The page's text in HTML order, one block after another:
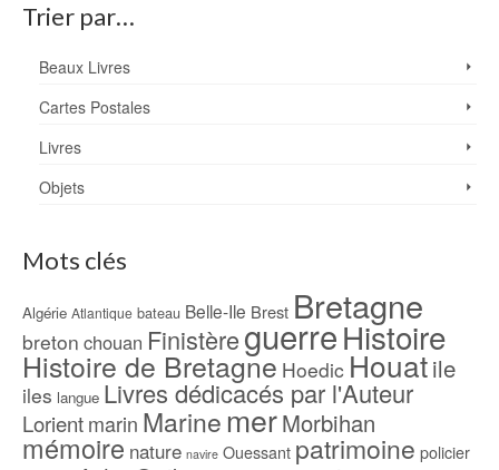
Trier par…
Beaux Livres
Cartes Postales
Livres
Objets
Mots clés
Algérie Atlantique bateau Belle-Ile Brest Bretagne
breton chouan FinistèreguerreHistoire
Histoire de Bretagne Hoedic Houatile
iles langue Livres dédicacés par l'Auteur
Lorientmarin Marine merMorbihan
mémoire nature navire Ouessant patrimoine policier